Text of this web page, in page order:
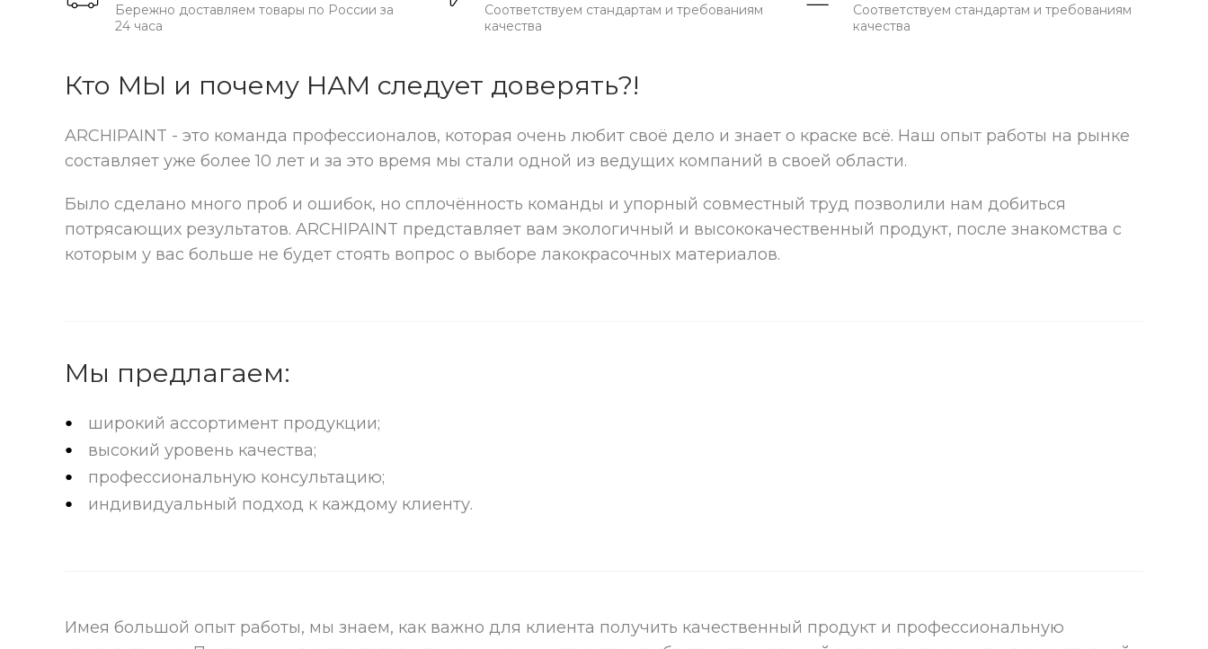
Бережно доставляем товары по России за
24 часа
Соответствуем стандартам и требованиям
качества
Соответствуем стандартам и требованиям
качества
Кто МЫ и почему НАМ следует доверять?!
ARCHIPAINT - это команда профессионалов, которая очень любит своё дело и знает о краске всё. Наш опыт работы на рынке
составляет уже более 10 лет и за это время мы стали одной из ведущих компаний в своей области.
Было сделано много проб и ошибок, но сплочённость команды и упорный совместный труд позволили нам добиться
потрясающих результатов. ARCHIPAINT представляет вам экологичный и высококачественный продукт, после знакомства с
которым у вас больше не будет стоять вопрос о выборе лакокрасочных материалов.
Мы предлагаем:
широкий ассортимент продукции;
высокий уровень качества;
профессиональную консультацию;
индивидуальный подход к каждому клиенту.
Имея большой опыт работы, мы знаем, как важно для клиента получить качественный продукт и профессиональную